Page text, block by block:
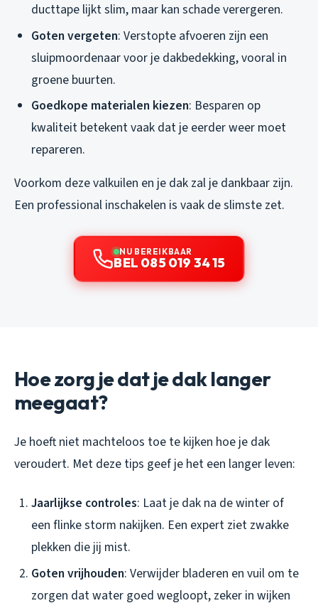
ducttape lijkt slim, maar kan schade verergeren.
Goten vergeten: Verstopte afvoeren zijn een
sluipmoordenaar voor je dakbedekking, vooral in
groene buurten.
Goedkope materialen kiezen: Besparen op
kwaliteit betekent vaak dat je eerder weer moet
repareren.
Voorkom deze valkuilen en je dak zal je dankbaar zijn.
Een professional inschakelen is vaak de slimste zet.
NU BEREIKBAAR
BEL 085 019 34 15
Hoe zorg je dat je dak langer
meegaat?
Je hoeft niet machteloos toe te kijken hoe je dak
veroudert. Met deze tips geef je het een langer leven:
Jaarlijkse controles: Laat je dak na de winter of
een flinke storm nakijken. Een expert ziet zwakke
plekken die jij mist.
Goten vrijhouden: Verwijder bladeren en vuil om te
zorgen dat water goed wegloopt, zeker in wijken